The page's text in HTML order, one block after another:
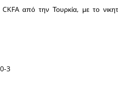
από την Τουρκία, με το
3